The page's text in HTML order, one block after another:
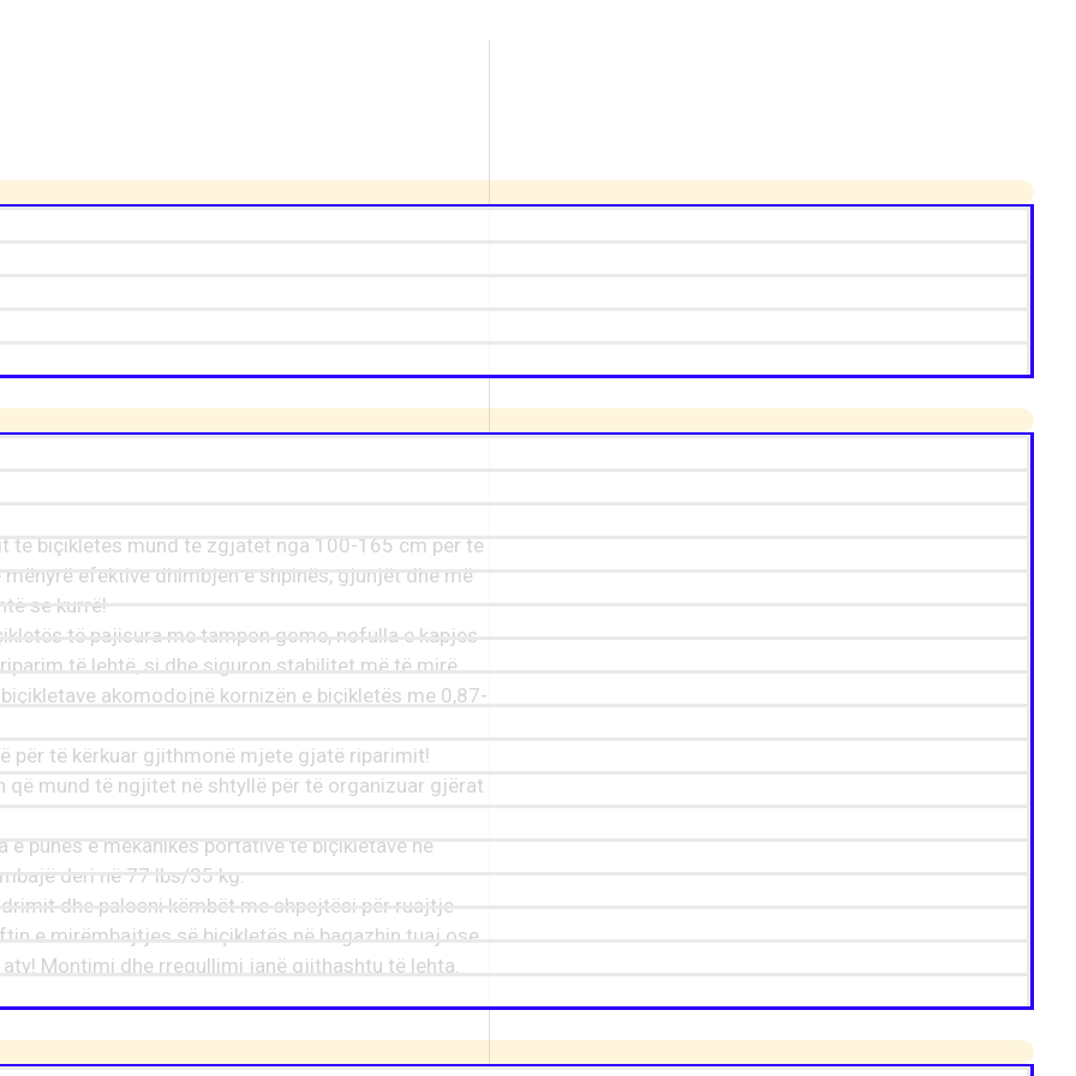
të biçikletës mund të zgjatet nga 100-165 cm për të
efektive dhimbjen e shpinës, gjunjët dhe më
se kurrë!
të pajisura me tampon gome, nofulla e kapjes
të lehtë, si dhe siguron stabilitet më të mirë
akomodojnë kornizën e biçikletës me 0,87-
për të kërkuar gjithmonë mjete gjatë riparimit!
mund të ngjitet në shtyllë për të organizuar gjërat
punës e mekanikës portative të biçikletave në
deri në 77 lbs/35 kg.
dhe palosni këmbët me shpejtësi për ruajtje
e mirëmbajtjes së biçikletës në bagazhin tuaj ose
Montimi dhe rregullimi janë gjithashtu të lehta.